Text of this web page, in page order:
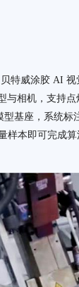
特威涂胶 AI
与相机，支持
基座，系统
样本即可完成